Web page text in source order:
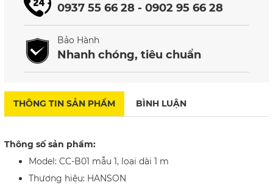
0937 55 66 28 - 0902 95 66 28
Bảo Hành
Nhanh chóng, tiêu chuẩn
THÔNG TIN SẢN PHẨM BÌNH LUẬN
Thông số sản phẩm:
Model: CC-B01 mẫu 1, loại dài 1 m
Thương hiệu: HANSON